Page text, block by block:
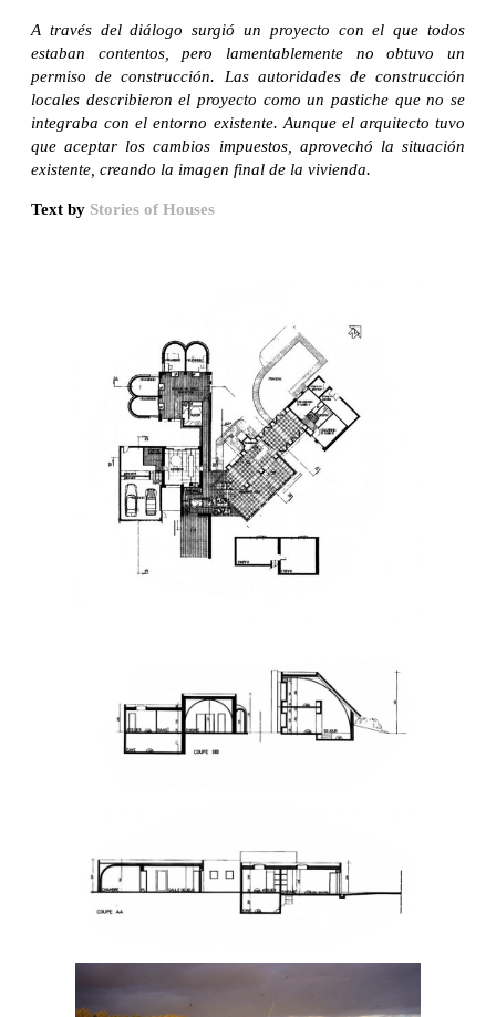
A través del diálogo surgió un proyecto con el que todos
estaban contentos, pero lamentablemente no obtuvo un
permiso de construcción. Las autoridades de construcción
locales describieron el proyecto como un pastiche que no se
integraba con el entorno existente. Aunque el arquitecto tuvo
que aceptar los cambios impuestos, aprovechó la situación
existente, creando la imagen final de la vivienda.
Text by Stories of Houses